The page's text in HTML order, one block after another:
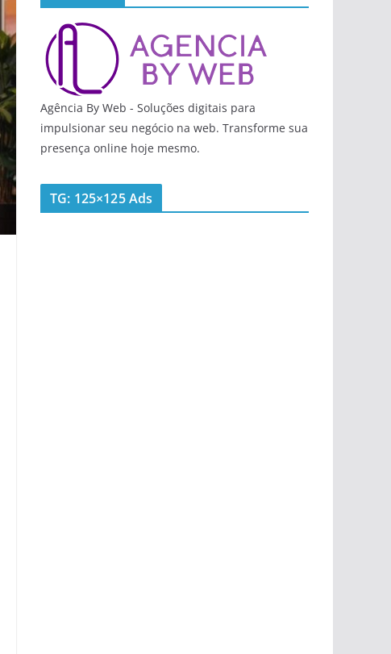
Agência By Web - Soluções digitais para
impulsionar seu negócio na web. Transforme sua
presença online hoje mesmo.
TG: 125×125 Ads